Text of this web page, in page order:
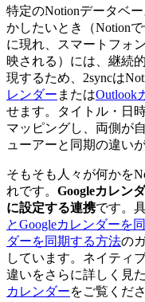
特定のNotionデータベ
かしたいとき（Notion
に現れ、スマートフォ
映される）には、継続
現するため、2syncは
レンダー またはOutlook
せます。タイトル・日
マッピングし、両側が
ューアーと同期の違い
そもそも人々が何かを
れです。 Googleカレン
に設定する連携です。
とGoogleカレンダーを
ダーを同期する方法の
しています。ネイティ
違いをさらに詳しく見
カレンダーをご覧くださ